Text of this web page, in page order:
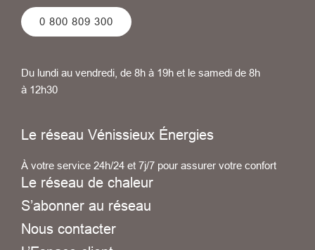
0 800 809 300
Du lundi au vendredi, de 8h à 19h et le samedi de 8h
à 12h30
Le réseau Vénissieux Énergies
À votre service 24h/24 et 7j/7 pour assurer votre confort
Le réseau de chaleur
S’abonner au réseau
Nous contacter